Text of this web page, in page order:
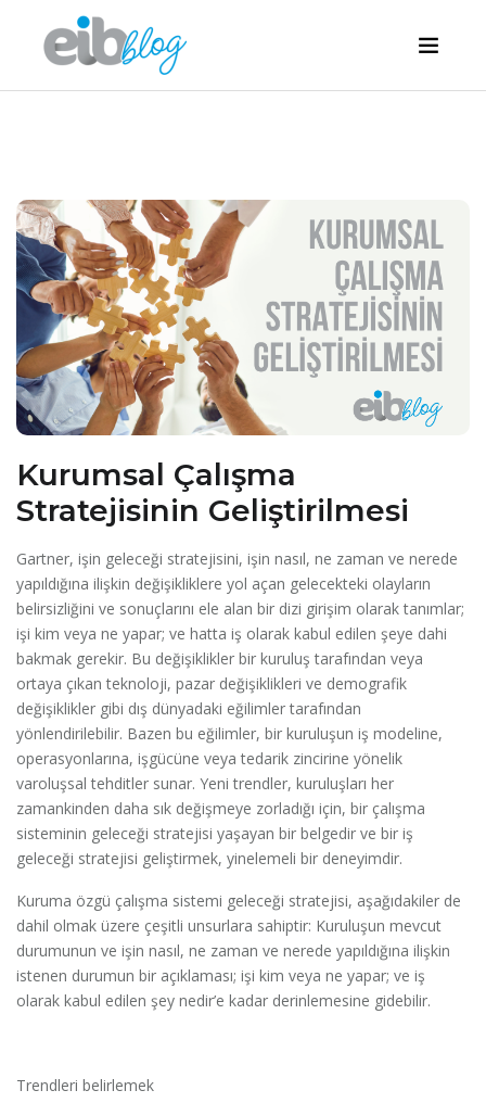
Kurumsal Çalışma
Stratejisinin Geliştirilmesi
Gartner, işin geleceği stratejisini, işin nasıl, ne zaman ve nerede
yapıldığına ilişkin değişikliklere yol açan gelecekteki olayların
belirsizliğini ve sonuçlarını ele alan bir dizi girişim olarak tanımlar;
işi kim veya ne yapar; ve hatta iş olarak kabul edilen şeye dahi
bakmak gerekir. Bu değişiklikler bir kuruluş tarafından veya
ortaya çıkan teknoloji, pazar değişiklikleri ve demografik
değişiklikler gibi dış dünyadaki eğilimler tarafından
yönlendirilebilir. Bazen bu eğilimler, bir kuruluşun iş modeline,
operasyonlarına, işgücüne veya tedarik zincirine yönelik
varoluşsal tehditler sunar. Yeni trendler, kuruluşları her
zamankinden daha sık değişmeye zorladığı için, bir çalışma
sisteminin geleceği stratejisi yaşayan bir belgedir ve bir iş
geleceği stratejisi geliştirmek, yinelemeli bir deneyimdir.
Kuruma özgü çalışma sistemi geleceği stratejisi, aşağıdakiler de
dahil olmak üzere çeşitli unsurlara sahiptir: Kuruluşun mevcut
durumunun ve işin nasıl, ne zaman ve nerede yapıldığına ilişkin
istenen durumun bir açıklaması; işi kim veya ne yapar; ve iş
olarak kabul edilen şey nedir’e kadar derinlemesine gidebilir.
Trendleri belirlemek